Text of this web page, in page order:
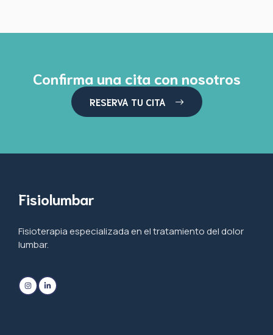
Confirma una cita con nosotros
RESERVA TU CITA
Fisiolumbar
Fisioterapia especializada en el tratamiento del dolor
lumbar.